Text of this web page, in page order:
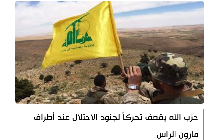
حزب الله يقصف تحركاً لجنود الاحتلال عند أطراف
مارون الراس